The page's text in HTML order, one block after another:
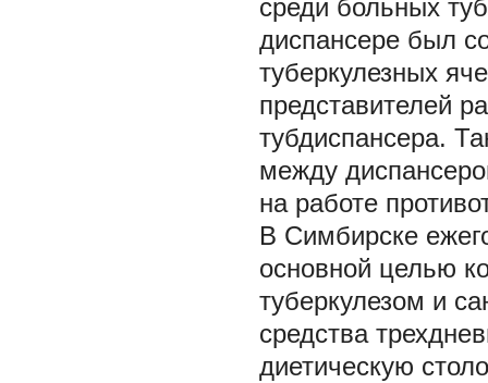
среди больных
диспансере был
туберкулезных
представителей
тубдиспансера.
между
на работе
В Симбирске
основной целью
туберкулезом и
средства
диетическую